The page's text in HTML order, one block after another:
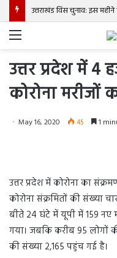
उत्तराखंड विस चुनाव: इस
Menu
उत्तर प्रदेश में 4
कोरोना
May 16, 2020 45 1
उत्तर प्रदेश में कोरोना का
कोरोना संक्रमितों की संख्या
बीते 24 घंटे में यूपी में 159
गया। जबकि करीब 95 लोगों
की संख्या 2,165 पहुंच गई है।